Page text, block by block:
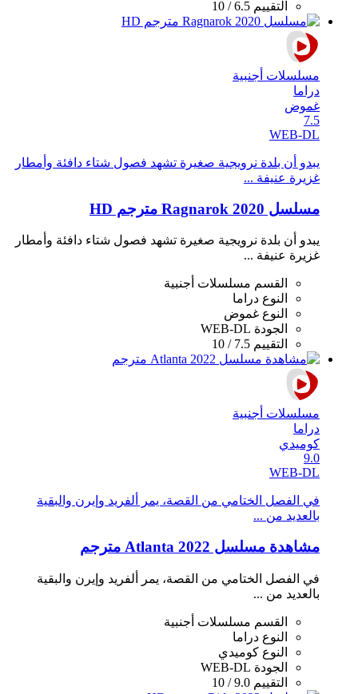
التقييم 6.5 / 10
مسلسلات أجنبية
دراما
غموض
7.5
WEB-DL
يبدو أن بلدة نرويجية صغيرة تشهد فصول شتاء دافئة وأمطار
غزيرة عنيفة ...
مسلسل Ragnarok 2020 مترجم HD
يبدو أن بلدة نرويجية صغيرة تشهد فصول شتاء دافئة وأمطار
غزيرة عنيفة ...
القسم مسلسلات أجنبية
النوع دراما
النوع غموض
الجودة WEB-DL
التقييم 7.5 / 10
مسلسلات أجنبية
دراما
كوميدي
9.0
WEB-DL
في الفصل الختامي من القصة، يمر ألفريد وإيرن والبقية
بالعديد من ...
مشاهدة مسلسل Atlanta 2022 مترجم
في الفصل الختامي من القصة، يمر ألفريد وإيرن والبقية
بالعديد من ...
القسم مسلسلات أجنبية
النوع دراما
النوع كوميدي
الجودة WEB-DL
التقييم 9.0 / 10